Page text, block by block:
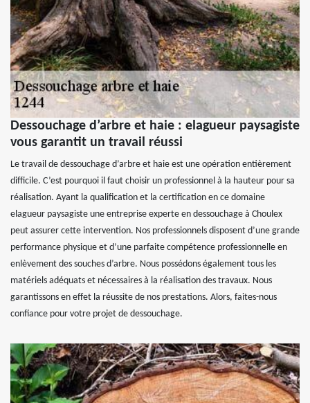
Dessouchage d’arbre et haie : elagueur paysagiste
vous garantit un travail réussi
Le travail de dessouchage d’arbre et haie est une opération entièrement
difficile. C’est pourquoi il faut choisir un professionnel à la hauteur pour sa
réalisation. Ayant la qualification et la certification en ce domaine
elagueur paysagiste une entreprise experte en dessouchage à Choulex
peut assurer cette intervention. Nos professionnels disposent d’une grande
performance physique et d’une parfaite compétence professionnelle en
enlèvement des souches d’arbre. Nous possédons également tous les
matériels adéquats et nécessaires à la réalisation des travaux. Nous
garantissons en effet la réussite de nos prestations. Alors, faites-nous
confiance pour votre projet de dessouchage.